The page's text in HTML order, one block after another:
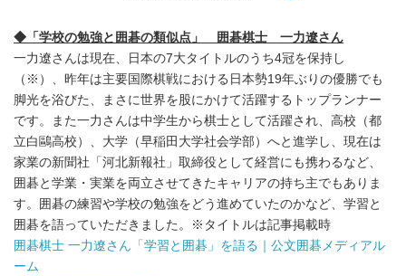
◆「学校の勉強と囲碁の類似点」 囲碁棋士 一力遼さん
一力遼さんは現在、日本の7大タイトルのうち4冠を保持し
（※）、昨年は主要国際棋戦における日本勢19年ぶりの優勝でも
脚光を浴びた、まさに世界を股にかけて活躍するトップランナー
です。また一力さんは中学生から棋士として活躍され、高校（都
立白鷗高校）、大学（早稲田大学社会学部）へと進学し、現在は
家業の新聞社「河北新報社」取締役として経営にも携わるなど、
囲碁と学業・実業を両立させてきたキャリアの持ち主でもありま
す。囲碁の練習や学校の勉強をどう進めていたのかなど、学習と
囲碁を語っていただきました。※タイトルは記事掲載時
囲碁棋士 一力遼さん「学習と囲碁」を語る｜公文囲碁メディアル
ーム